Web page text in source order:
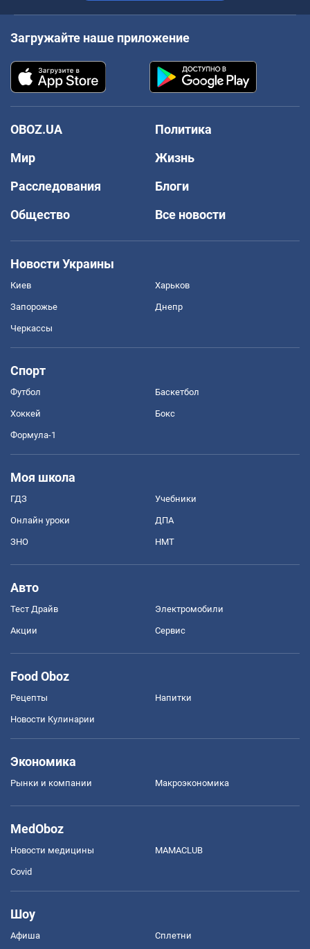
Загружайте наше приложение
OBOZ.UA
Политика
Мир
Жизнь
Расследования
Блоги
Общество
Все новости
Новости Украины
Киев Харьков
Запорожье Днепр
Черкассы
Спорт
Футбол Баскетбол
Хоккей Бокс
Формула-1
Моя школа
ГДЗ Учебники
Онлайн уроки ДПА
ЗНО НМТ
Авто
Тест Драйв Электромобили
Акции Сервис
Food Oboz
Рецепты Напитки
Новости Кулинарии
Экономика
Рынки и компании Mакроэкономика
MedOboz
Новости медицины MAMACLUB
Covid
Шоу
Афиша Сплетни